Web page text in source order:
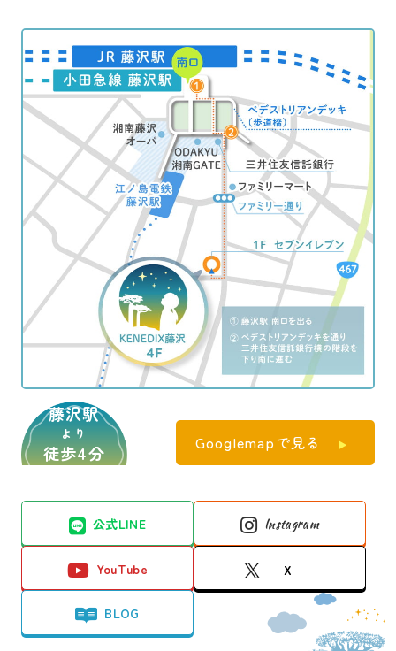
藤沢駅
より
徒歩4分 Googlemapで見る
公式LINE Instagram
YouTube X
BLOG